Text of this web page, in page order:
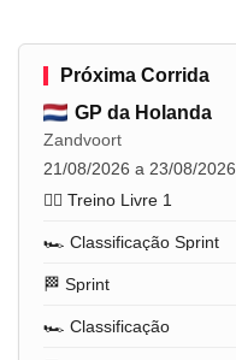
Próxima Corrida
GP da Holanda
Zandvoort
21/08/2026 a 23/08/2026
🏋️‍♂️ Treino Livre 1
🏎️ Classificação Sprint
🏁 Sprint
🏎️ Classificação